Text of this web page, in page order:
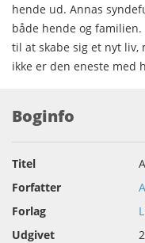
hende ud. Annas
både hende og
til at skabe sig et nyt liv,
ikke er den eneste med
Boginfo
Titel
Forfatter
Forlag
Udgivet